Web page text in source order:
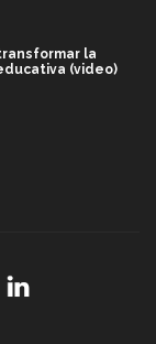
la
(video)
2026! (video)